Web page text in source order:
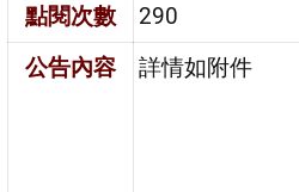
點閱次數
290
公告內容
詳情如附件